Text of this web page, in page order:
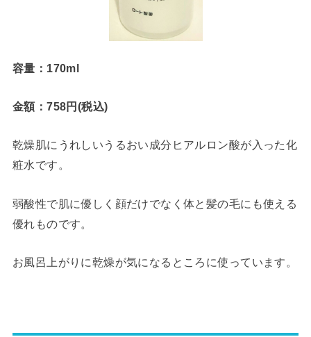
容量：170ml
金額：758円(税込)
乾燥肌にうれしいうるおい成分ヒアルロン酸が入った化
粧水です。
弱酸性で肌に優しく顔だけでなく体と髪の毛にも使える
優れものです。
お風呂上がりに乾燥が気になるところに使っています。